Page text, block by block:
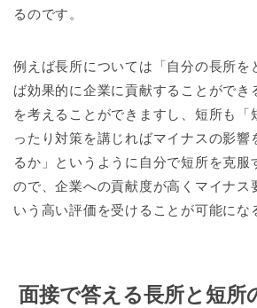
るのです。
例えば長所については「自分の長所を
ば効果的に企業に貢献することができ
を考えることができますし、短所も「
ったり対策を講じればマイナスの影響
るか」というように自分で短所を克服
ので、企業への貢献度が高くマイナス
いう高い評価を受けることが可能にな
面接で答える長所と短所